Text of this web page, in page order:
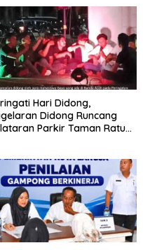
Hari Didong,
Didong Runcang
Parkir Taman Ratu